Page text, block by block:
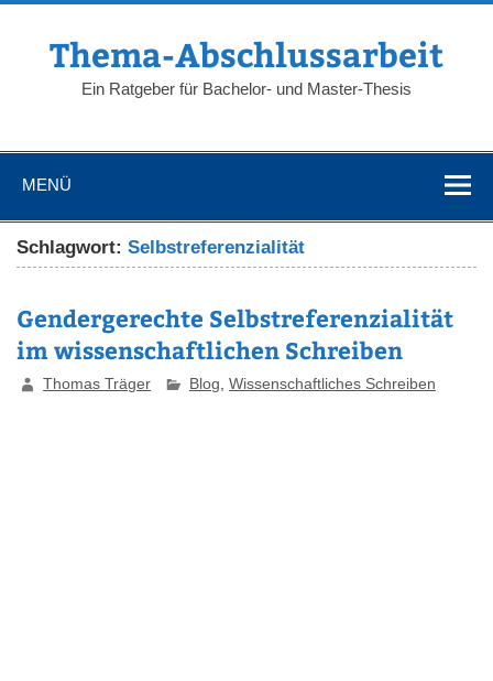
Zum
springenThema-Abschlussarbeit
Ein Ratgeber für Bachelor- und Master-Thesis
MENÜ
Schlagwort:Selbstreferenzialität
Gendergerechte Selbstreferenzialität
im wissenschaftlichen Schreiben
Thomas Träger Blog ,Wissenschaftliches Schreiben